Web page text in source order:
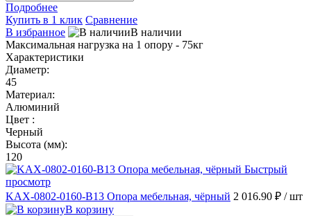
Подробнее
Купить в 1 клик Сравнение
В избранное
В наличии
Максимальная нагрузка на 1 опору - 75кг
Характеристики
Диаметр:
45
Материал:
Алюминий
Цвет :
Черный
Высота (мм):
120
Быстрый
просмотр
KAX-0802-0160-B13 Опора мебельная, чёрный 2 016.90 ₽ / шт
В корзину